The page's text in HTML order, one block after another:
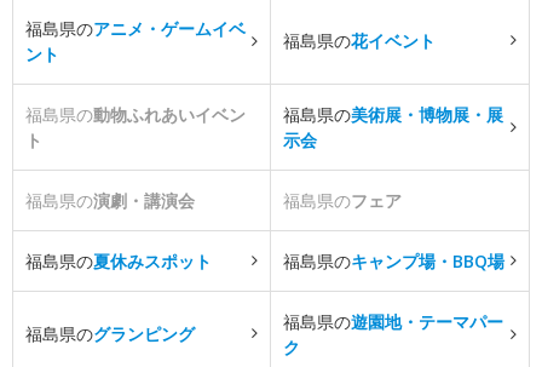
福島県のアニメ・ゲームイベ
ント
福島県の花イベント
福島県の動物ふれあいイベン
ト
福島県の美術展・博物展・展
示会
福島県の演劇・講演会 福島県のフェア
福島県の夏休みスポット 福島県のキャンプ場・BBQ場
福島県のグランピング
福島県の遊園地・テーマパー
ク